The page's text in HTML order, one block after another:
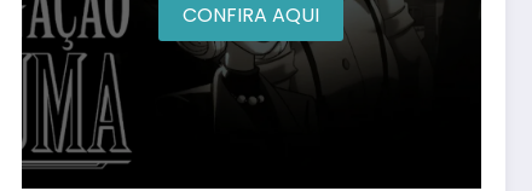
CONFIRA AQUI